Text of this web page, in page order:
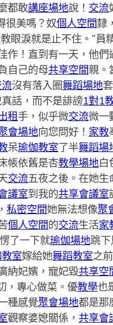
都敢講座場地說！ 交流
很美嗎？奴個人空間隸
眼淚就是止不住。”員
作！直到有一天，他們
自己的母共享空間親。
沒有落入圈舞蹈場地
話，而不是誹謗1對1
租手，似乎微交流微一
會場地向您問好！ 家教
呆瑜伽教室了半舞蹈場
帳依舊是杏教學場地白
交流五夜之後。在她生
議室到我的共享會議室
私密空間她無法想像聚
個人空間的交流生活家
了一下就瑜伽場地跳下
室嫁給她舞蹈教室之
納妃嬪，寵妃毀共享空
，專心做菜。優教學也
種感覺聚會場地都是那
觀察婆媳關係， 共享會